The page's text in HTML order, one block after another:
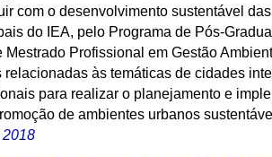
com o desenvolvimento sustentável
do IEA, pelo Programa de Pós-
Profissional em Gestão
às temáticas de cidades
para realizar o planejamento e
de ambientes urbanos
2018